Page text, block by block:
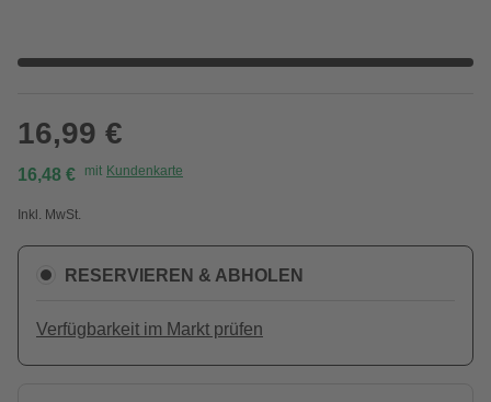
16,99 €
16,48 € mit Kundenkarte
Inkl. MwSt.
RESERVIEREN & ABHOLEN
Verfügbarkeit im Markt prüfen